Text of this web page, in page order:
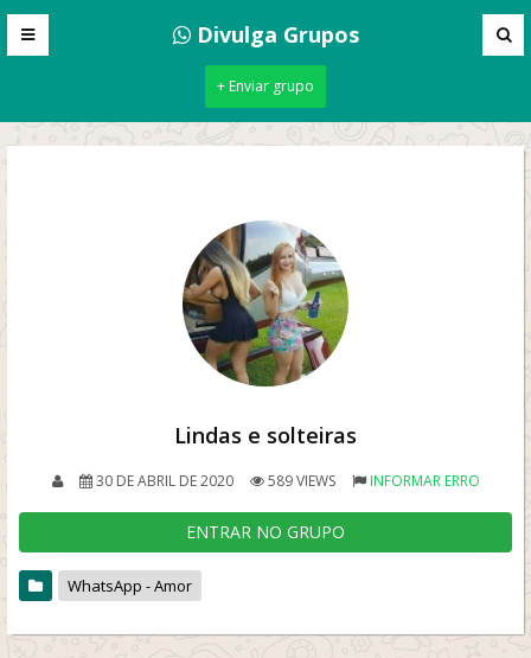
Divulga Grupos
+ Enviar grupo
Lindas e solteiras
30 DE ABRIL DE 2020 589 VIEWS INFORMAR ERRO
ENTRAR NO GRUPO
WhatsApp - Amor